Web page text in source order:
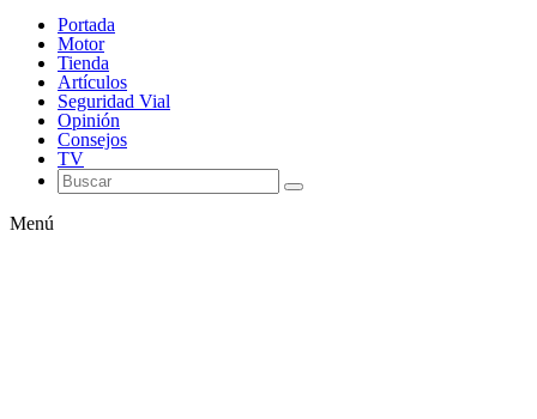
Portada
Motor
Tienda
Artículos
Seguridad Vial
Opinión
Consejos
TV
Menú